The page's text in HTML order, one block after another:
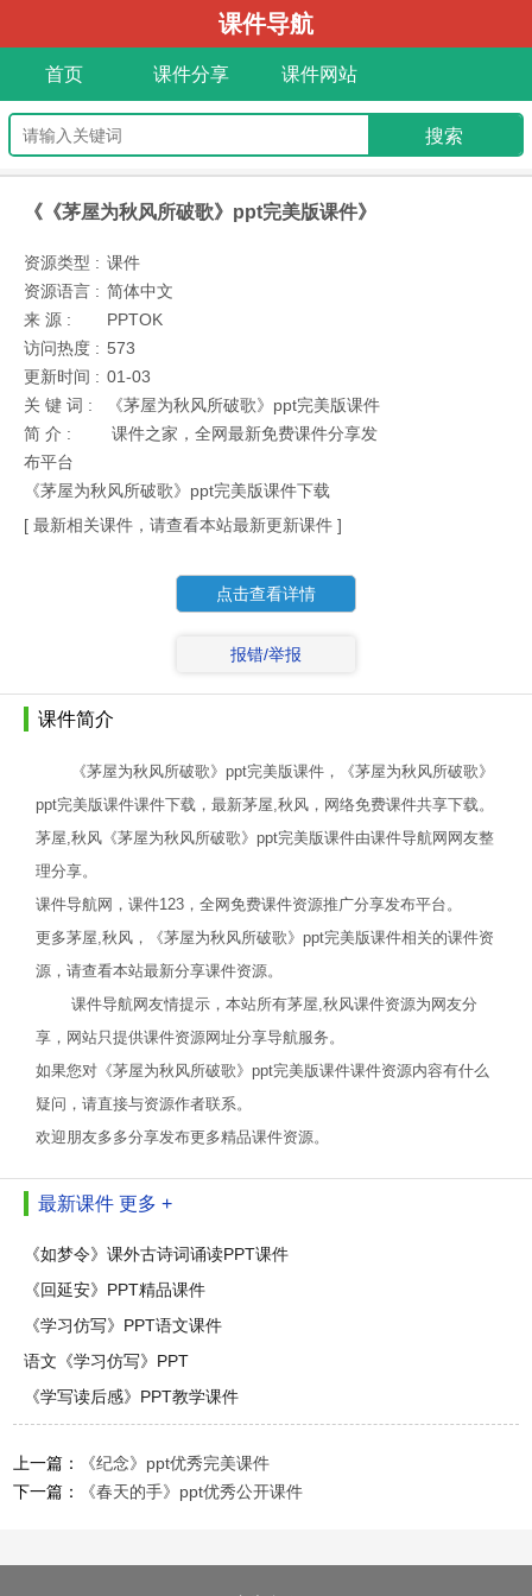
课件导航
首页 课件分享 课件网站
《《茅屋为秋风所破歌》ppt完美版课件》
资源类型 : 课件
资源语言 : 简体中文
来 源 :
PPTOK
访问热度 : 573
更新时间 : 01-03
关 键 词 :
《茅屋为秋风所破歌》ppt完美版课件
简 介 :
课件之家，全网最新免费课件分享发
布平台
《茅屋为秋风所破歌》ppt完美版课件下载
[ 最新相关课件，请查看本站最新更新课件 ]
点击查看详情
报错/举报
课件简介
《茅屋为秋风所破歌》ppt完美版课件，《茅屋为秋风所破歌》
ppt完美版课件课件下载，最新茅屋,秋风，网络免费课件共享下载。
茅屋,秋风《茅屋为秋风所破歌》ppt完美版课件由课件导航网网友整
理分享。
课件导航网，课件123，全网免费课件资源推广分享发布平台。
更多茅屋,秋风，《茅屋为秋风所破歌》ppt完美版课件相关的课件资
源，请查看本站最新分享课件资源。
课件导航网友情提示，本站所有茅屋,秋风课件资源为网友分
享，网站只提供课件资源网址分享导航服务。
如果您对《茅屋为秋风所破歌》ppt完美版课件课件资源内容有什么
疑问，请直接与资源作者联系。
欢迎朋友多多分享发布更多精品课件资源。
最新课件 更多 +
《如梦令》课外古诗词诵读PPT课件
《回延安》PPT精品课件
《学习仿写》PPT语文课件
语文《学习仿写》PPT
《学写读后感》PPT教学课件
上一篇：
《纪念》ppt优秀完美课件
下一篇：
《春天的手》ppt优秀公开课件